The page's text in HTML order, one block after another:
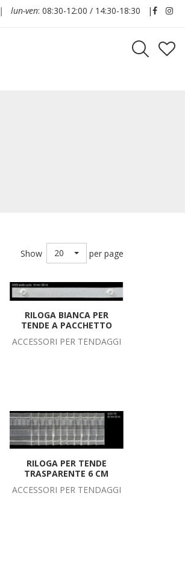
| lun-ven: 08:30-12:00 / 14:30-18:30 |
Show 20 per page
RILOGA BIANCA PER
TENDE A PACCHETTO
ACCESSORI PER TENDAGGI
RILOGA PER TENDE
TRASPARENTE 6 CM
ACCESSORI PER TENDAGGI